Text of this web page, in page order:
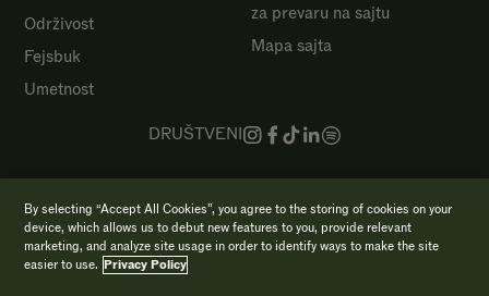
za prevaru na sajtu
Mapa sajta
Održivost
Fejsbuk
Umetnost
DRUŠTVENI
Autorsko pravo 2026 Viceroy Hotels & Resorts
By selecting “Accept All Cookies”, you agree to the storing of cookies on your
device, which allows us to debut new features to you, provide relevant
marketing, and analyze site usage in order to identify ways to make the site
easier to use. Privacy Policy